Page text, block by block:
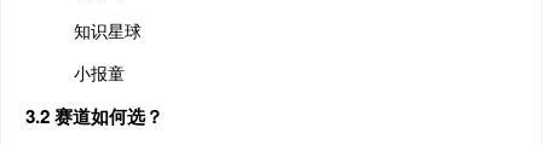
知识星球
小报童
3.2 赛道如何选？